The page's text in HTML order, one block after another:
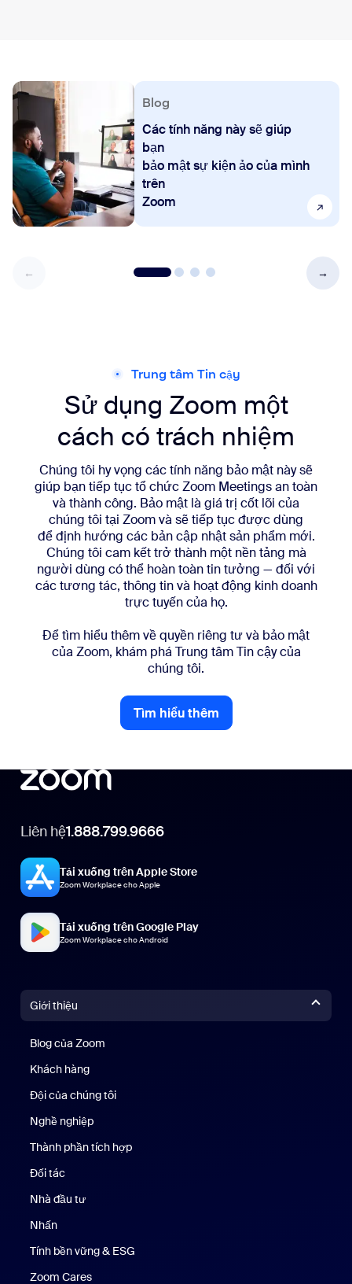
Blog
Các tính năng này sẽ giúp
bạn
bảo mật sự kiện ảo của mình
trên
Zoom
Trung tâm Tin cậy
Sử dụng Zoom một
cách có trách nhiệm
Chúng tôi hy vọng các tính năng bảo mật này sẽ
giúp bạn tiếp tục tổ chức Zoom Meetings an toàn
và thành công. Bảo mật là giá trị cốt lõi của
chúng tôi tại Zoom và sẽ tiếp tục được dùng
để định hướng các bản cập nhật sản phẩm mới.
Chúng tôi cam kết trở thành một nền tảng mà
người dùng có thể hoàn toàn tin tưởng — đối với
các tương tác, thông tin và hoạt động kinh doanh
trực tuyến của họ.
Để tìm hiểu thêm về quyền riêng tư và bảo mật
của Zoom, khám phá Trung tâm Tin cậy của
chúng tôi.
Tìm hiểu thêm
Tìm hiểu thêm
Liên hệ1.888.799.9666
Tải xuống trên Apple Store
Zoom Workplace cho Apple
Tải xuống trên Google Play
Zoom Workplace cho Android
Giới thiệu
Blog của Zoom
Khách hàng
Đội của chúng tôi
Nghề nghiệp
Thành phần tích hợp
Đối tác
Nhà đầu tư
Nhấn
Tính bền vững & ESG
Zoom Cares